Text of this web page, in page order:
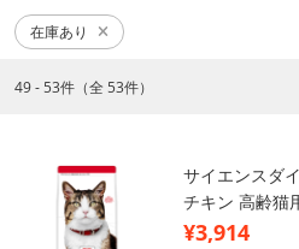
在庫あり
49 - 53件（全 53件）
サイエンスダ
チキン 高齢猫
¥3,914